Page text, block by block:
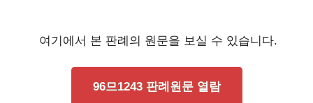
여기에서 본 판례의 원문을 보실 수 있습니다.
96므1243 판례원문 열람